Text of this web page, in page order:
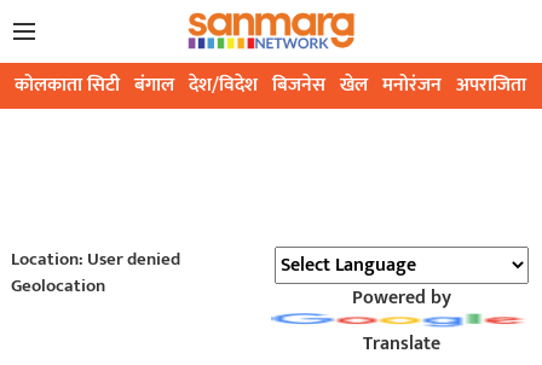
कोलकाता सिटी बंगाल देश/विदेश बिजनेस खेल मनोरंजन अपराजिता
Location: User denied
Geolocation
Powered by
Translate